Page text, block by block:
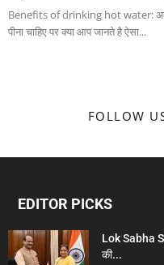
Benefits of drinking hot water:
पीना चाहिए पर क्या आप जानते है ऐसा...
FOLLOW
EDITOR PICKS
Lok Sabha
की...